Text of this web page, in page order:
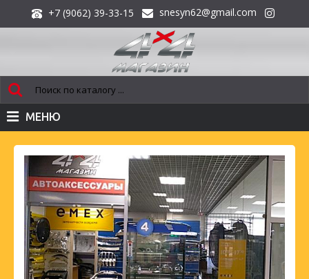
+7 (9062) 39-33-15 snesyn62@gmail.com
МЕНЮ